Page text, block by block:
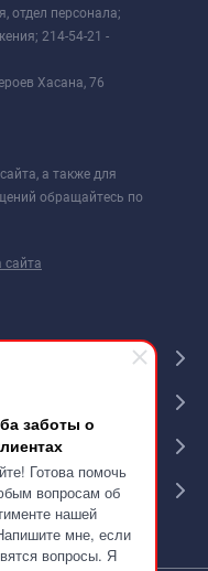
заботы о
Готова помочь
вопросам об
нашей
мне, если
вопросы. Я
отдел персонала;
214-54-21 -
Хасана, 76
а также для
обращайтесь по
сайта